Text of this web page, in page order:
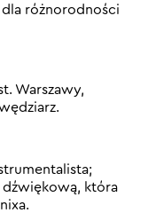
dla różnorodności
Warszawy,
dźwiękową, która